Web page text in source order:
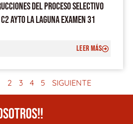
DEL PROCESO SELECTIVO
AYTO LA LAGUNA EXAMEN 31
LEER MÁS
2 3 4 5 SIGUIENTE